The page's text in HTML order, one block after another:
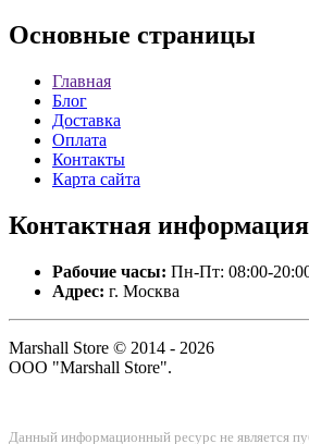
Основные страницы
Главная
Блог
Доставка
Оплата
Контакты
Карта сайта
Контактная информация
Рабочие часы: Пн-Пт: 08:00-
Адрес: г. Москва
Marshall Store © 2014 - 2026
ООО "Marshall Store".
Данный информационный ресурс не является